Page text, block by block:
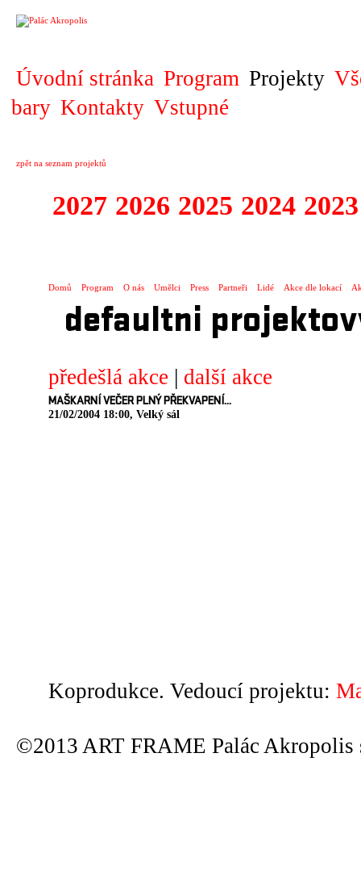
Úvodní stránka Program Projekty
bary Kontakty Vstupné
zpět na seznam projektů
2027 2026 2025 2024 2023
Domů Program O nás Umělci Press Partneři Lidé Akce dle lokací
defaultni
předešlá akce | další akce
MAŠKARNÍ VEČER PLNÝ PŘEKVAPENÍ...
21/02/2004 18:00, Velký sál
Koprodukce. Vedoucí projektu:
©2013 ART FRAME Palác Akropolis